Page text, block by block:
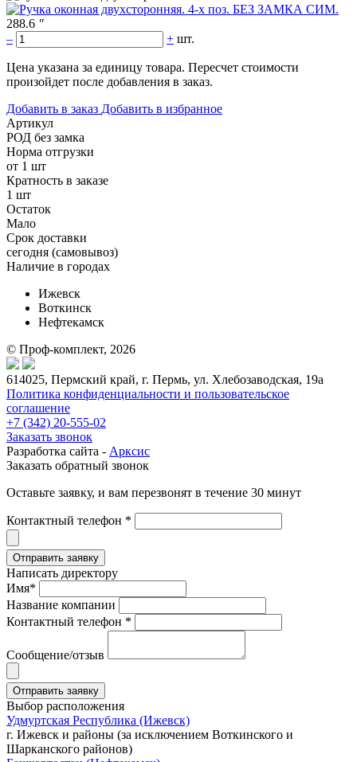
288.6 "
–
+ шт.
Цена указана за единицу товара. Пересчет стоимости
произойдет после добавления в заказ.
Добавить в заказ Добавить в избранное
Артикул
РОД без замка
Норма отгрузки
от 1 шт
Кратность в заказе
1 шт
Остаток
Мало
Срок доставки
cегодня (самовывоз)
Наличие в городах
Ижевск
Воткинск
Нефтекамск
© Проф-комплект, 2026
614025, Пермский край, г. Пермь, ул. Хлебозаводская, 19а
Политика конфиденциальности и пользовательское
соглашение
+7 (342) 20-555-02
Заказать звонок
Разработка сайта - Арксис
Заказать обратный звонок
Оставьте заявку, и вам перезвонят в течение 30 минут
Контактный телефон *
Написать директору
Имя*
Название компании
Контактный телефон *
Сообщение/отзыв
Выбор расположения
Удмуртская Республика (Ижевск)
г. Ижевск и районы (за исключением Воткинского и
Шарканского районов)